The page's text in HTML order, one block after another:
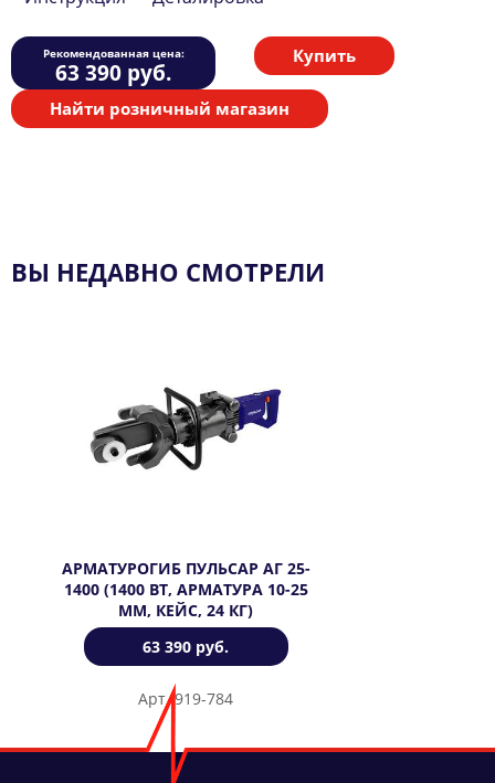
Рекомендованная цена:
63 390 руб.
Купить
Найти розничный магазин
ВЫ НЕДАВНО СМОТРЕЛИ
АРМАТУРОГИБ ПУЛЬСАР АГ 25-
1400 (1400 ВТ, АРМАТУРА 10-25
ММ, КЕЙС, 24 КГ)
63 390 руб.
Арт. 919-784